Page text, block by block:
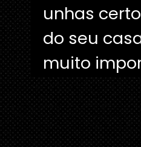
unhas
do seu
muito
unhas
do seu
muito